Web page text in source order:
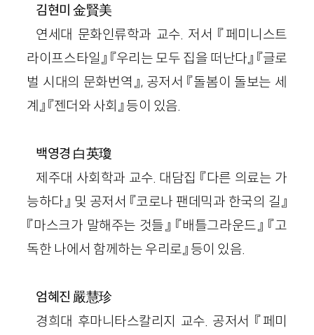
김현미 金賢美
연세대 문화인류학과 교수. 저서 『페미니스트
라이프스타일』 『우리는 모두 집을 떠난다』 『글로
벌 시대의 문화번역』, 공저서 『돌봄이 돌보는 세
계』 『젠더와 사회』 등이 있음.
백영경 白英瓊
제주대 사회학과 교수. 대담집 『다른 의료는 가
능하다』 및 공저서 『코로나 팬데믹과 한국의 길』
『마스크가 말해주는 것들』 『배틀그라운드』 『고
독한 나에서 함께하는 우리로』 등이 있음.
엄혜진 嚴慧珍
경희대 후마니타스칼리지 교수. 공저서 『페미